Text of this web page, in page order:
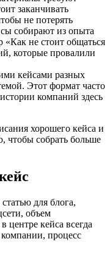
заканчивать
не потерять
собирают из опыта
не стоит общаться
которые провалили
кейсами разных
Этот формат часто
компаний здесь
хорошего кейса и
чтобы собрать больше
для блога,
объем
кейса всегда
процесс